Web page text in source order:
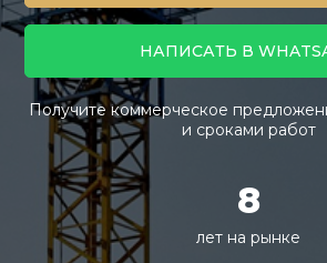
НАПИСАТЬ В
Получите коммерческое
и сроками работ
8
лет на рынке